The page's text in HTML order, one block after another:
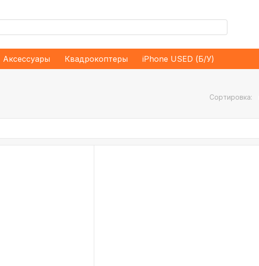
Аксессуары Квадрокоптеры iPhone USED (Б/У)
Сортировка: